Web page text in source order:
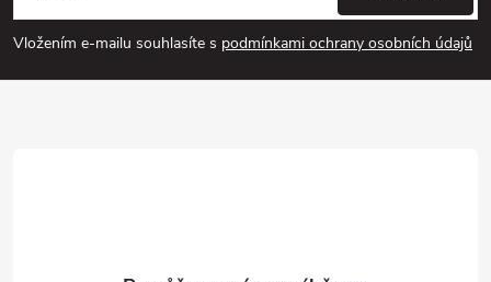
p
a
Vložením e-mailu souhlasíte s podmínkami ochrany osobních údajů